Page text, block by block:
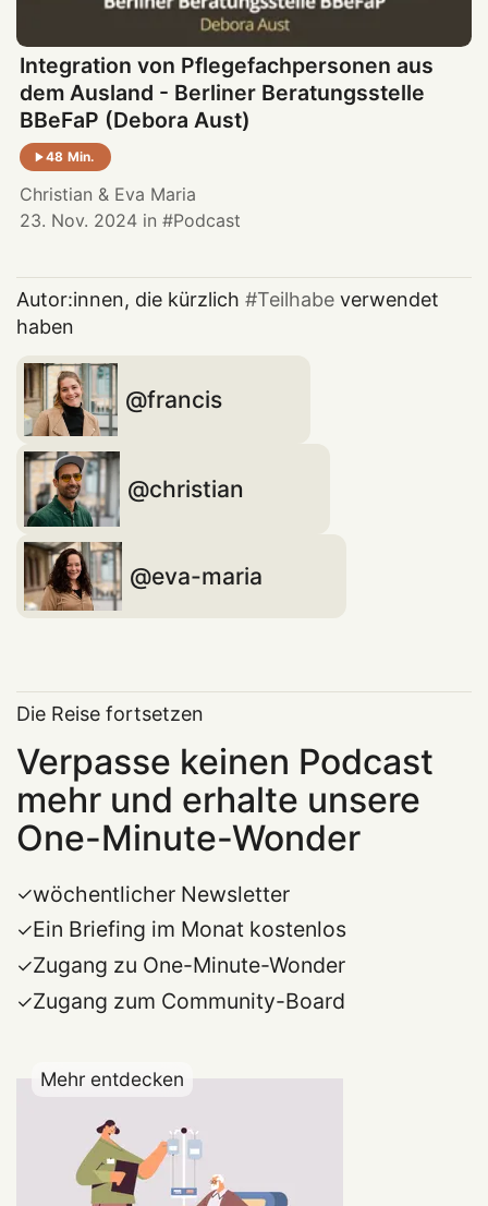
Integration von Pflegefachpersonen aus
dem Ausland - Berliner Beratungsstelle
BBeFaP (Debora Aust)
48 Min.
Christian & Eva Maria
23. Nov. 2024 in Podcast
Autor:innen, die kürzlich Teilhabe verwendet
haben
francis
christian
eva-maria
Die Reise fortsetzen
Verpasse keinen Podcast
mehr und erhalte unsere
One-Minute-Wonder
wöchentlicher Newsletter
Ein Briefing im Monat kostenlos
Zugang zu One-Minute-Wonder
Zugang zum Community-Board
Mehr entdecken